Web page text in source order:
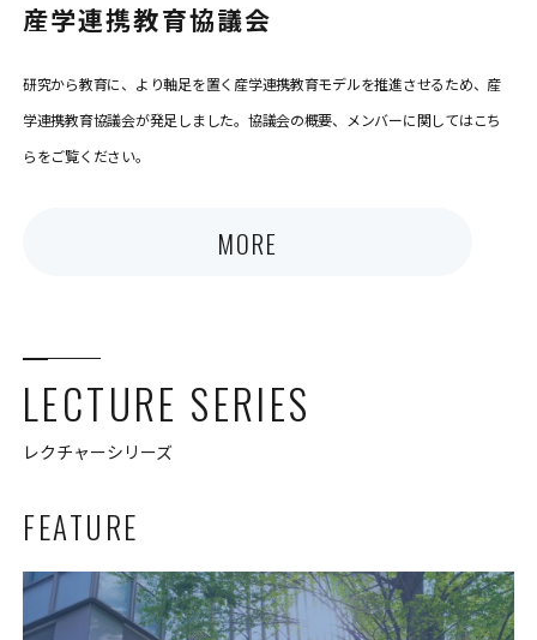
産学連携教育協議会
研究から教育に、より軸足を置く産学連携教育モデルを推進させるため、産
学連携教育協議会が発足しました。協議会の概要、メンバーに関してはこち
らをご覧ください。
MORE
LECTURE SERIES
レクチャーシリーズ
FEATURE